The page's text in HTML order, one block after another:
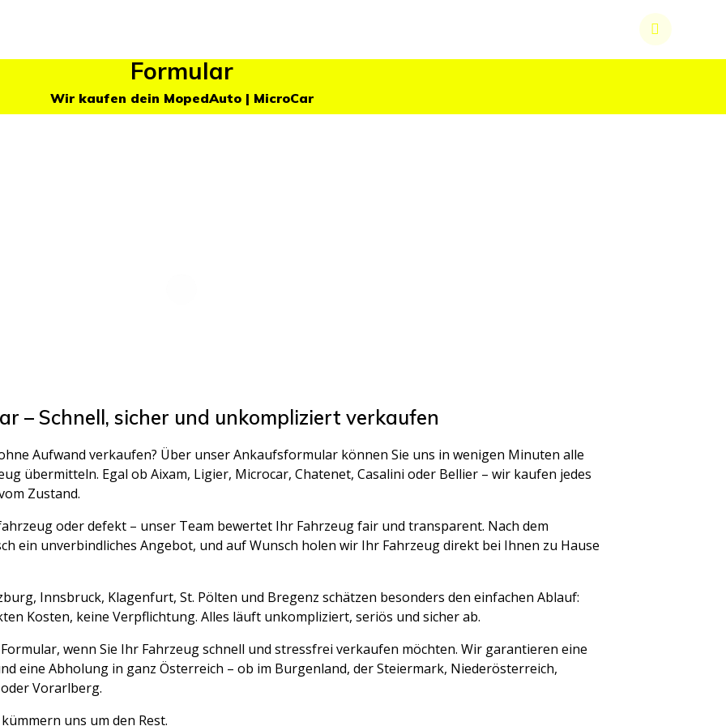
Formular
Wir kaufen dein MopedAuto | MicroCar
– Schnell, sicher und unkompliziert verkaufen
Aufwand verkaufen? Über unser Ankaufsformular können Sie uns in wenigen Minuten alle
übermitteln. Egal ob Aixam, Ligier, Microcar, Chatenet, Casalini oder Bellier – wir kaufen jedes
Zustand.
oder defekt – unser Team bewertet Ihr Fahrzeug fair und transparent. Nach dem
ein unverbindliches Angebot, und auf Wunsch holen wir Ihr Fahrzeug direkt bei Ihnen zu Hause
Innsbruck, Klagenfurt, St. Pölten und Bregenz schätzen besonders den einfachen Ablauf:
Kosten, keine Verpflichtung. Alles läuft unkompliziert, seriös und sicher ab.
wenn Sie Ihr Fahrzeug schnell und stressfrei verkaufen möchten. Wir garantieren eine
eine Abholung in ganz Österreich – ob im Burgenland, der Steiermark, Niederösterreich,
Vorarlberg.
uns um den Rest.